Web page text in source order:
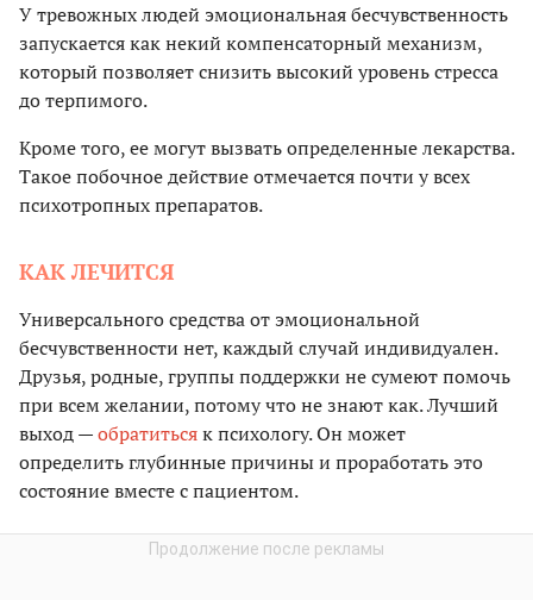
У тревожных людей эмоциональная бесчувственность
запускается как некий компенсаторный механизм,
который позволяет снизить высокий уровень стресса
до терпимого.
Кроме того, ее могут вызвать определенные лекарства.
Такое побочное действие отмечается почти у всех
психотропных препаратов.
КАК ЛЕЧИТСЯ
Универсального средства от эмоциональной
бесчувственности нет, каждый случай индивидуален.
Друзья, родные, группы поддержки не сумеют помочь
при всем желании, потому что не знают как. Лучший
выход —обратитьсяк психологу. Он может
определить глубинные причины и проработать это
состояние вместе с пациентом.